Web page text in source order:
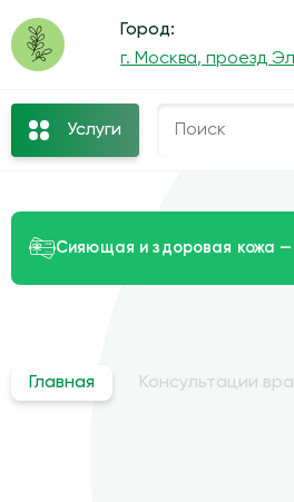
Город:
г. Москва, проезд
Услуги
Сияющая и здоровая кожа —
Главная Консультации